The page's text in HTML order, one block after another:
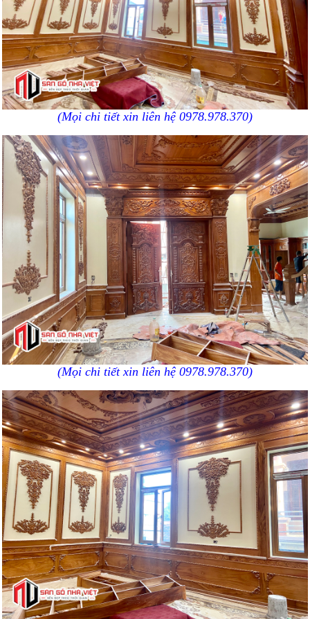
(Mọi chi tiết xin liên hệ 0978.978.370)
(Mọi chi tiết xin liên hệ 0978.978.370)